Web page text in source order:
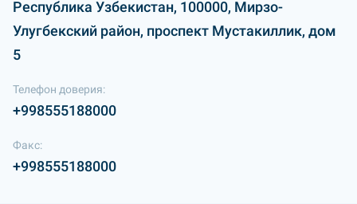
Республика Узбекистан, 100000, Мирзо-
Улугбекский район, проспект Мустакиллик, дом
5
Телефон доверия:
+998555188000
Факс:
+998555188000